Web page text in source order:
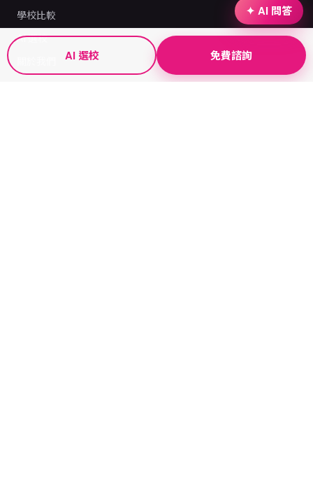
學校比較
AI 選校
AI 選校 免費諮詢
✦ AI 問答